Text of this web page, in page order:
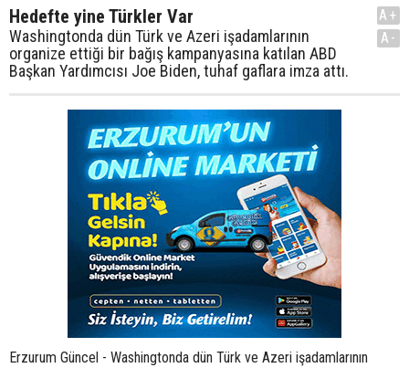
Hedefte yine Türkler Var
Washingtonda dün Türk ve Azeri işadamlarının
organize ettiği bir bağış kampanyasına katılan ABD
Başkan Yardımcısı Joe Biden, tuhaf gaflara imza attı.
A+
A-
Erzurum Güncel - Washingtonda dün Türk ve Azeri işadamlarının